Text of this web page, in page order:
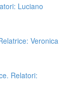
Luciano
Veronica
Relatori: